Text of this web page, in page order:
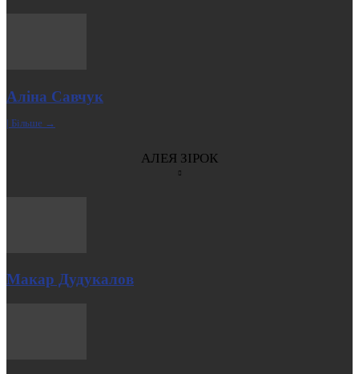
Аліна Савчук
| Більше →
АЛЕЯ ЗІРОК
Макар Дудукалов